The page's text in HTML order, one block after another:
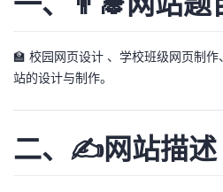
🏫 校园网页设计 、学校班级网页制
站的设计与制作。
二、✍️网站描述